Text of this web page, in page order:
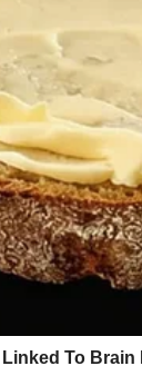
razvija u
potrebu da
između